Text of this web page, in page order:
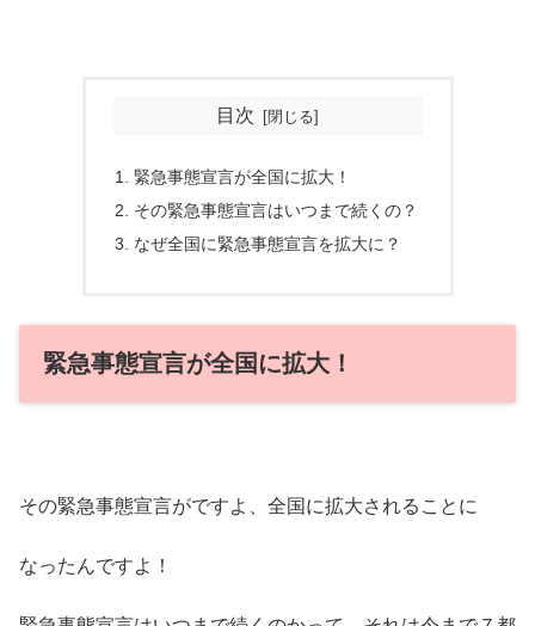
目次
緊急事態宣言が全国に拡大！
その緊急事態宣言はいつまで続くの？
なぜ全国に緊急事態宣言を拡大に？
緊急事態宣言が全国に拡大！
その緊急事態宣言がですよ、全国に拡大されることに
なったんですよ！